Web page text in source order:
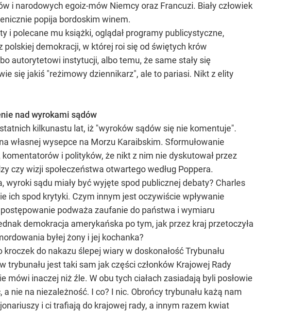
i narodowych egoiz-mów Niemcy oraz Francuzi. Biały człowiek
popija bordoskim winem.
i polecane mu książki, oglądał programy publicystyczne,
polskiej demokracji, w której roi się od świętych krów
autorytetowi instytucji, albo temu, że same stały się
się jakiś "reżimowy dziennikarz", ale to pariasi. Nikt z elity
nad wyrokami sądów
kilkunastu lat, iż "wyroków sądów się nie komentuje".
własnej wysepce na Morzu Karaibskim. Sformułowanie
i polityków, że nikt z nim nie dyskutował przez
czy wizji społeczeństwa otwartego według Poppera.
wyroki sądu miały być wyjęte spod publicznej debaty? Charles
ich spod krytyki. Czym innym jest oczywiście wpływanie
podważa zaufanie do państwa i wymiaru
demokracja amerykańska po tym, jak przez kraj przetoczyła
byłej żony i jej kochanka?
do nakazu ślepej wiary w doskonałość Trybunału
trybunału jest taki sam jak części członków Krajowej Rady
inaczej niż źle. W obu tych ciałach zasiadają byli posłowie
nie na niezależność. I co? I nic. Obrońcy trybunału każą nam
i ci trafiają do krajowej rady, a innym razem kwiat